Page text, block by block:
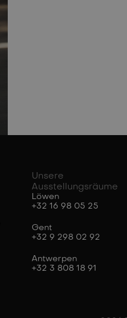
Unsere
Ausstellungsräume
Löwen
+32 16 98 05 25
Gent
+32 9 298 02 92
Antwerpen
+32 3 808 18 91